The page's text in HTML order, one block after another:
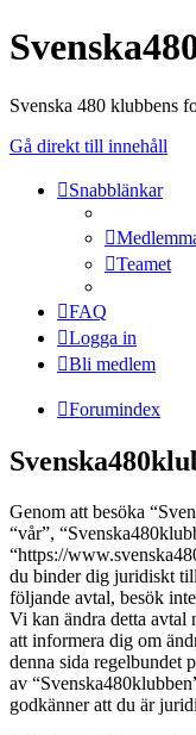
Svenska 480 klubbens
Gå direkt till innehåll
Snabblänkar
Teamet
FAQ
Logga in
Bli medlem
Forumindex
Genom att besöka
“vår”,
“https://
du binder dig juridiskt
följande avtal, besök
Vi kan ändra detta avtal
att informera dig om
denna sida regelbundet
av
godkänner att du är